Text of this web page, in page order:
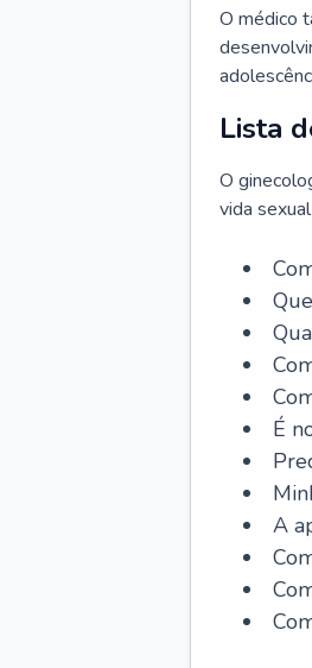
O médico
Lista
O
vida
É
A